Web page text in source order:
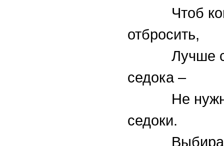
Чтоб
отбросить,
Лучше
седока –
Не
седоки.